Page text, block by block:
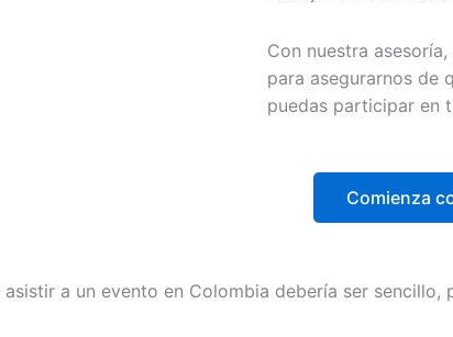
Con nuestra
para asegurarnos de
puedas participar en
Comienza
a un evento en Colombia debería ser